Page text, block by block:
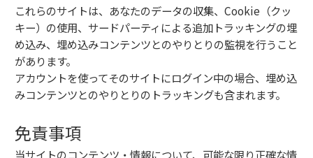
これらのサイトは、あなたのデータの収集、Cookie（クッ
キー）の使用、サードパーティによる追加トラッキングの埋
め込み、埋め込みコンテンツとのやりとりの監視を行うこと
があります。
アカウントを使ってそのサイトにログイン中の場合、埋め込
みコンテンツとのやりとりのトラッキングも含まれます。
免責事項
当サイトのコンテンツ・情報について、可能な限り正確な情